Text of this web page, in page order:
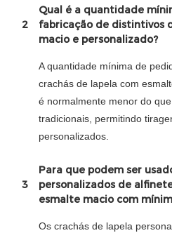
2
Qual é a quantidade
fabricação de distintivos
macio e personalizado?
A quantidade mínima de
crachás de lapela com
é normalmente menor do
tradicionais, permitindo
personalizados.
3
Para que podem ser
personalizados de
esmalte macio com
Os crachás de lapela